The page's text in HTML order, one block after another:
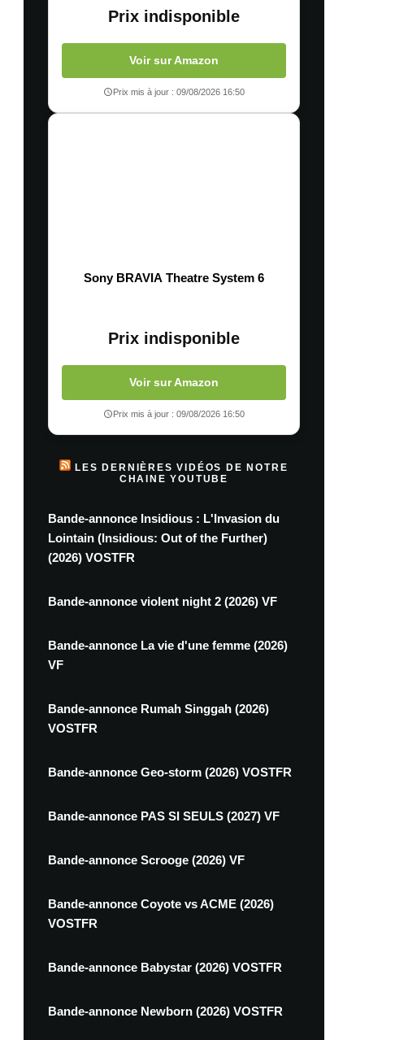
Prix indisponible
Voir sur Amazon
Prix mis à jour : 09/08/2026 16:50
Sony BRAVIA Theatre System 6
Prix indisponible
Voir sur Amazon
Prix mis à jour : 09/08/2026 16:50
LES DERNIÈRES VIDÉOS DE NOTRE
CHAINE YOUTUBE
Bande-annonce Insidious : L'Invasion du
Lointain (Insidious: Out of the Further)
(2026) VOSTFR
Bande-annonce violent night 2 (2026) VF
Bande-annonce La vie d'une femme (2026)
VF
Bande-annonce Rumah Singgah (2026)
VOSTFR
Bande-annonce Geo-storm (2026) VOSTFR
Bande-annonce PAS SI SEULS (2027) VF
Bande-annonce Scrooge (2026) VF
Bande-annonce Coyote vs ACME (2026)
VOSTFR
Bande-annonce Babystar (2026) VOSTFR
Bande-annonce Newborn (2026) VOSTFR